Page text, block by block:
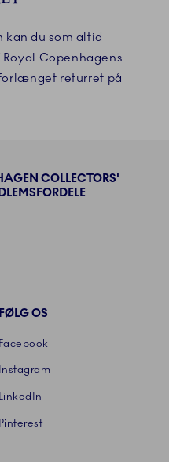
kan du som altid
Copenhagens
returret på
COLLECTORS'
FØLG OS
Facebook
Instagram
LinkedIn
Pinterest